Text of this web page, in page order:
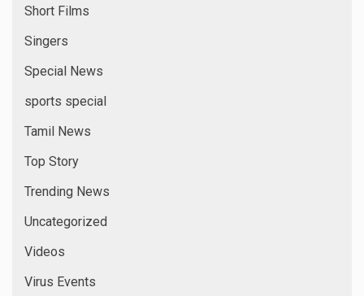
Short Films
Singers
Special News
sports special
Tamil News
Top Story
Trending News
Uncategorized
Videos
Virus Events